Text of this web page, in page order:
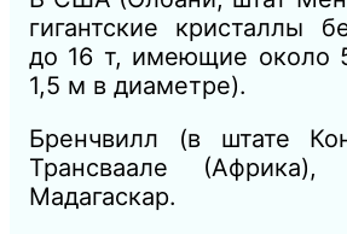
гигантские кристаллы
до 16 т, имеющие около
1,5 м в диаметре).
Бренчвилл (в штате
Трансваале
Мадагаскар.